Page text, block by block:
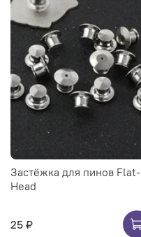
Застёжка для пинов Flat-
Head
25 ₽